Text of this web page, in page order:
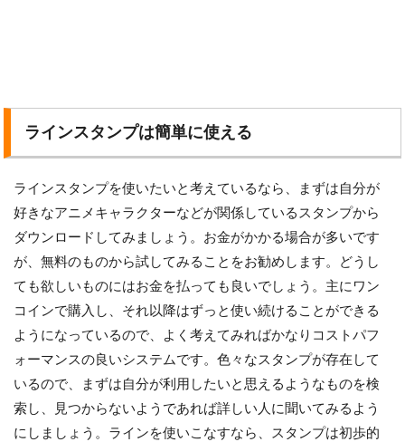
ラインスタンプは簡単に使える
ラインスタンプを使いたいと考えているなら、まずは自分が
好きなアニメキャラクターなどが関係しているスタンプから
ダウンロードしてみましょう。お金がかかる場合が多いです
が、無料のものから試してみることをお勧めします。どうし
ても欲しいものにはお金を払っても良いでしょう。主にワン
コインで購入し、それ以降はずっと使い続けることができる
ようになっているので、よく考えてみればかなりコストパフ
ォーマンスの良いシステムです。色々なスタンプが存在して
いるので、まずは自分が利用したいと思えるようなものを検
索し、見つからないようであれば詳しい人に聞いてみるよう
にしましょう。ラインを使いこなすなら、スタンプは初歩的